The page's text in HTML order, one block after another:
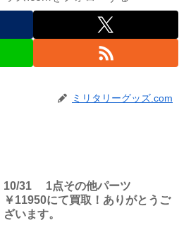
ミリタリーグッズ.com
10/31 1点その他パーツ
￥11950にて買取！ありがとうご
ざいます。